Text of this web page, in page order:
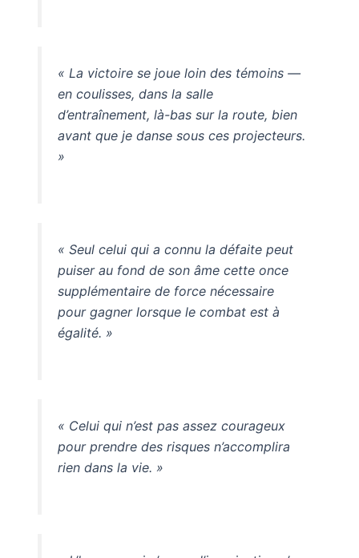
« La victoire se joue loin des témoins —
en coulisses, dans la salle
d’entraînement, là-bas sur la route, bien
avant que je danse sous ces projecteurs.
»
« Seul celui qui a connu la défaite peut
puiser au fond de son âme cette once
supplémentaire de force nécessaire
pour gagner lorsque le combat est à
égalité. »
« Celui qui n’est pas assez courageux
pour prendre des risques n’accomplira
rien dans la vie. »